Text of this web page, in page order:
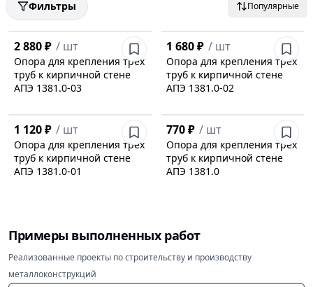
Фильтры Популярные
2 880 ₽ / шт
Опора для крепления трех
труб к кирпичной стене
АПЭ 1381.0-03
1 680 ₽ / шт
Опора для крепления трех
труб к кирпичной стене
АПЭ 1381.0-02
1 120 ₽ / шт
Опора для крепления трех
труб к кирпичной стене
АПЭ 1381.0-01
770 ₽ / шт
Опора для крепления трех
труб к кирпичной стене
АПЭ 1381.0
Примеры выполненных работ
Реализованные проекты по строительству и производству
металлоконструкций